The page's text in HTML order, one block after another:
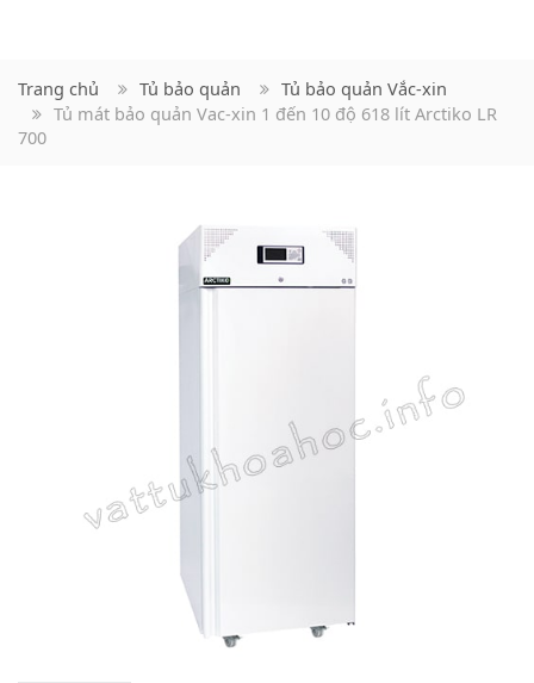
Trang chủ Tủ bảo quản
Tủ bảo quản Vắc-xin
Tủ mát bảo quản Vac-xin 1 đến 10 độ 618 lít Arctiko LR
700